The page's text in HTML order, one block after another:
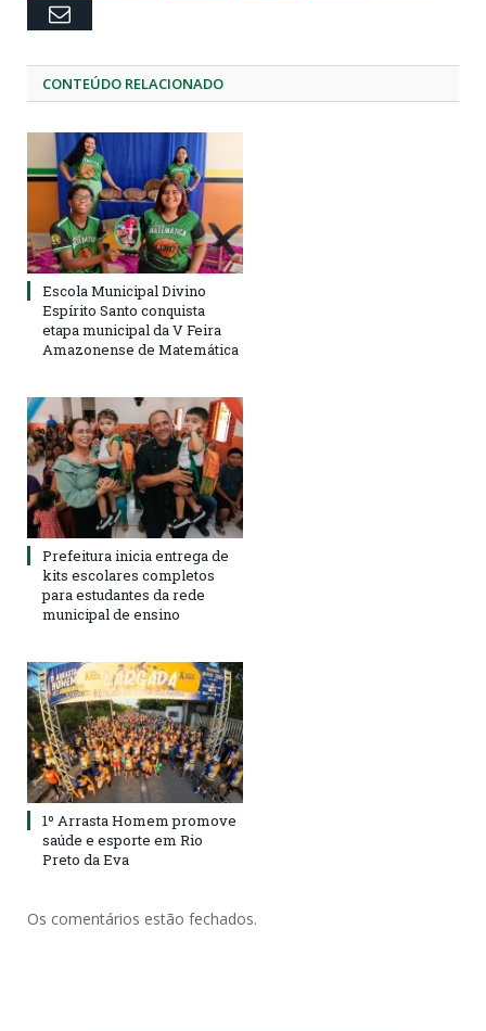
Email
CONTEÚDO RELACIONADO
Escola Municipal Divino
Espírito Santo conquista
etapa municipal da V Feira
Amazonense de Matemática
Prefeitura inicia entrega de
kits escolares completos
para estudantes da rede
municipal de ensino
1º Arrasta Homem promove
saúde e esporte em Rio
Preto da Eva
Os comentários estão fechados.